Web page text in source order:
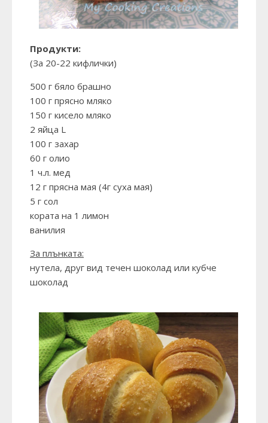
Продукти:
(За 20-22 кифлички)
500 г бяло брашно
100 г прясно мляко
150 г кисело мляко
2 яйца L
100 г захар
60 г олио
1 ч.л. мед
12 г прясна мая (4г суха мая)
5 г сол
кората на 1 лимон
ванилия
За плънката:
нутела, друг вид течен шоколад или кубче
шоколад